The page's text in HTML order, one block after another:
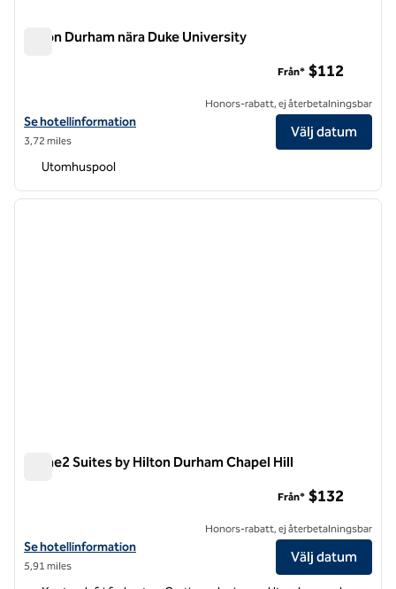
Hilton Durham nära Duke University
Visa hotelluppgifter för Hilton Durham nära Duke University
Se hotellinformation
3,72 miles
Från* $112
Honors-rabatt, ej återbetalningsbar
Välj datum
Utomhuspool
1 av 12
nästa
Home2 Suites by Hilton Durham Chapel Hill
Visa hotelluppgifter för Home2 Suites by Hilton Durham Chapel Hill
Se hotellinformation
5,91 miles
Från* $132
Honors-rabatt, ej återbetalningsbar
Välj datum